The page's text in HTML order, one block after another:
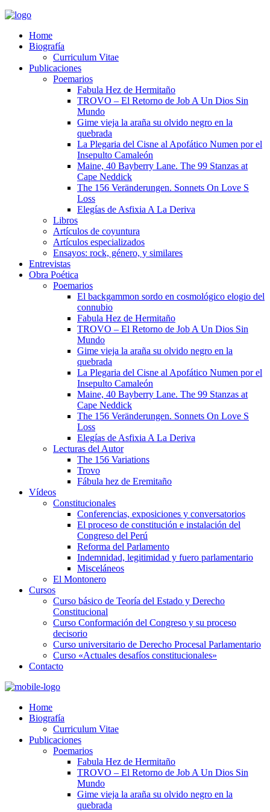
Home
Biografía
Curriculum Vitae​
Publicaciones
Poemarios
Fabula Hez de Hermitaño
TROVO – El Retorno de Job A Un Dios Sin
Mundo
Gime vieja la araña su olvido negro en la
quebrada
La Plegaria del Cisne al Apofático Numen por el
Insepulto Camaleón
Maine, 40 Bayberry Lane. The 99 Stanzas at
Cape Neddick
The 156 Veränderungen. Sonnets On Love S
Loss
Elegías de Asfixia A La Deriva
Libros
Artículos de coyuntura
Artículos especializados
Ensayos: rock, género, y similares
Entrevistas
Obra Poética
Poemarios
El backgammon sordo en cosmológico elogio del
connubio
Fabula Hez de Hermitaño
TROVO – El Retorno de Job A Un Dios Sin
Mundo
Gime vieja la araña su olvido negro en la
quebrada
La Plegaria del Cisne al Apofático Numen por el
Insepulto Camaleón
Maine, 40 Bayberry Lane. The 99 Stanzas at
Cape Neddick
The 156 Veränderungen. Sonnets On Love S
Loss
Elegías de Asfixia A La Deriva
Lecturas del Autor
The 156 Variations
Trovo
Fábula hez de Eremitaño
Vídeos
Constitucionales
Conferencias, exposiciones y conversatorios
El proceso de constitución e instalación del
Congreso del Perú
Reforma del Parlamento
Indemnidad, legitimidad y fuero parlamentario
Misceláneos
El Montonero
Cursos
Curso básico de Teoría del Estado y Derecho
Constitucional
Curso Conformación del Congreso y su proceso
decisorio
Curso universitario de Derecho Procesal Parlamentario
Curso «Actuales desafíos constitucionales»
Contacto
Home
Biografía
Curriculum Vitae​
Publicaciones
Poemarios
Fabula Hez de Hermitaño
TROVO – El Retorno de Job A Un Dios Sin
Mundo
Gime vieja la araña su olvido negro en la
quebrada